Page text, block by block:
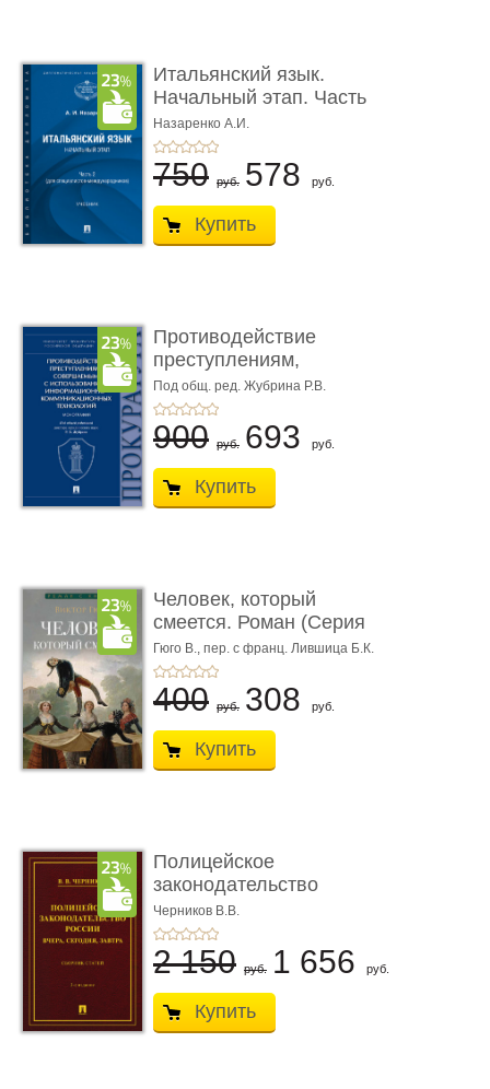
Итальянский язык.
Начальный этап. Часть
2. Учеб� ...
Назаренко А.И.
750 руб. 578 руб.
Купить
Противодействие
преступлениям,
совершаемым с ...
Под общ. ред. Жубрина Р.В.
900 руб. 693 руб.
Купить
Человек, который
смеется. Роман (Серия
«Роман с ...
Гюго В., пер. с франц. Лившица Б.К.
400 руб. 308 руб.
Купить
Полицейское
законодательство
России: вчера, с� ...
Черников В.В.
2 150 руб. 1 656 руб.
Купить